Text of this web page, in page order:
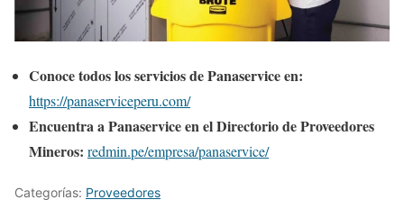
Conoce todos los servicios de Panaservice en:
https://panaserviceperu.com/
Encuentra a Panaservice en el Directorio de Proveedores
Mineros: redmin.pe/empresa/panaservice/
Categorías: Proveedores